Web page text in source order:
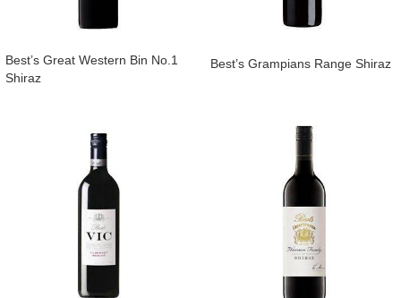
Best’s Great Western Bin No.1
Shiraz
Best’s Grampians Range Shiraz